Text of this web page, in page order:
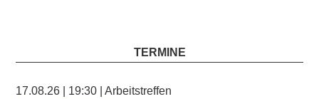
TERMINE
17.08.26 | 19:30
| Arbeitstreffen